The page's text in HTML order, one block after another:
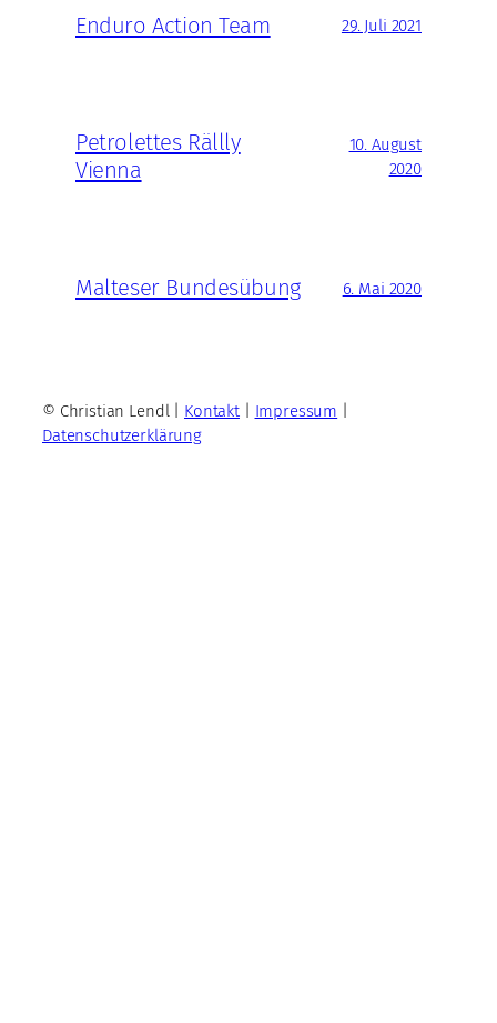
Enduro Action Team 29. Juli 2021
Petrolettes Rällly
Vienna
10. August
2020
Malteser Bundesübung 6. Mai 2020
© Christian Lendl | Kontakt| Impressum
Datenschutzerklärung